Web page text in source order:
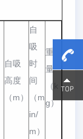
自吸
高度
（m）
自
吸
时
间
（m
in/
m）
重
量
（k
g）